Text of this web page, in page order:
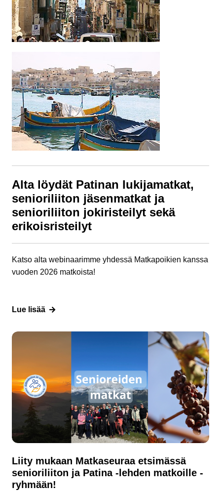
Alta löydät Patinan lukijamatkat,
senioriliiton jäsenmatkat ja
senioriliiton jokiristeilyt sekä
erikoisristeilyt
Katso alta webinaarimme yhdessä Matkapoikien kanssa
vuoden 2026 matkoista!
Lue lisää
Liity mukaan Matkaseuraa etsimässä
senioriliiton ja Patina -lehden matkoille -
ryhmään!